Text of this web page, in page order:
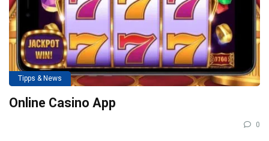
Tipps & News
Online Casino App
0